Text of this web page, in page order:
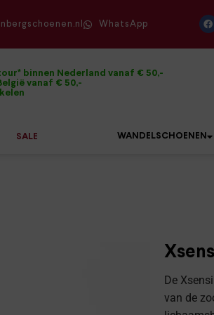
WhatsApp
binnen Nederland vanaf € 50,-
vanaf € 50,-
SALE WANDELSCHOENEN
De
van de